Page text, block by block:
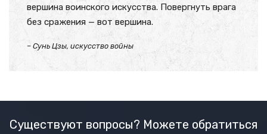
вершина воинского искусства. Повергнуть врага
без сражения — вот вершина.
– Сунь Цзы, искусство войны
Существуют вопросы? Можете обратиться